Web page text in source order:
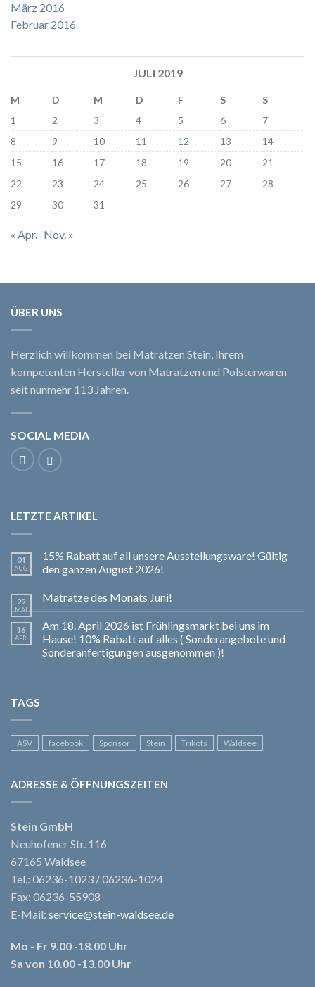
März 2016
Februar 2016
JULI 2019
M D M D F S
S
1
2 3 4 5 6
7
8
9 10 11 12 13
14
15
16 17 18 19 20
21
22
23 24 25 26 27
28
29
30 31
« Apr. Nov. »
ÜBER UNS
Herzlich willkommen bei Matratzen Stein, Ihrem
kompetenten Hersteller von Matratzen und Polsterwaren
seit nunmehr 113 Jahren.
SOCIAL MEDIA
LETZTE ARTIKEL
04
AUG.
15% Rabatt auf all unsere Ausstellungsware! Gültig
den ganzen August 2026!
29
MAI
Matratze des Monats Juni!
16
APR.
Am 18. April 2026 ist Frühlingsmarkt bei uns im
Hause! 10% Rabatt auf alles ( Sonderangebote und
Sonderanfertigungen ausgenommen )!
TAGS
ASV facebook Sponsor Stein Trikots Waldsee
ADRESSE & ÖFFNUNGSZEITEN
Stein GmbH
Neuhofener Str. 116
67165 Waldsee
Tel.: 06236-1023 / 06236-1024
Fax: 06236-55908
E-Mail: service@stein-waldsee.de
Mo - Fr 9.00 -18.00 Uhr
Sa von 10.00 -13.00 Uhr